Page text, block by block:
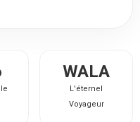
WALA
L'éternel
Voyageur